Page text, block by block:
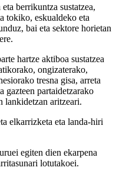
berrikuntza sustatzea,
tokiko, eskualdeko eta
bai eta sektore horietan
hartze aktiboa sustatzea
ongizaterako,
tresna gisa, arreta
gazteen partaidetzarako
lankidetzan aritzeari.
elkarrizketa eta landa-hiri
egiten dien ekarpena
lotutakoei.